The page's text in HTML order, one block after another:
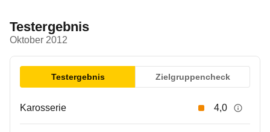
Testergebnis
Oktober 2012
Testergebnis Zielgruppencheck
Karosserie 4,0